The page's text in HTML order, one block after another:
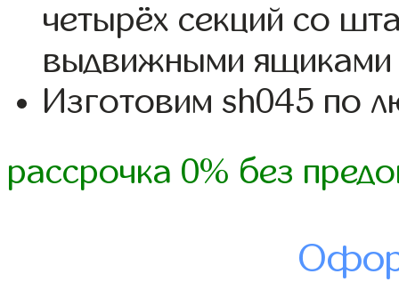
четырёх секций со
выдвижными ящиками
Изготовим sh045 по
рассрочка 0% без